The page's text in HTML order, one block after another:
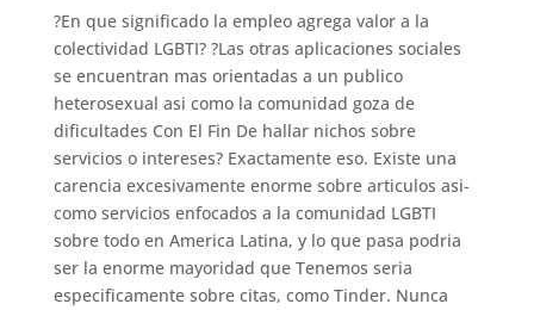
?En que significado la empleo agrega valor a la
colectividad LGBTI? ?Las otras aplicaciones sociales
se encuentran mas orientadas a un publico
heterosexual asi­ como la comunidad goza de
dificultades Con El Fin De hallar nichos sobre
servicios o intereses? Exactamente eso. Existe una
carencia excesivamente enorme sobre articulos asi­
como servicios enfocados a la comunidad LGBTI
sobre todo en America Latina, y lo que pasa podri­a
ser la enorme mayoridad que Tenemos seri­a
especificamente sobre citas, como Tinder. Nunca